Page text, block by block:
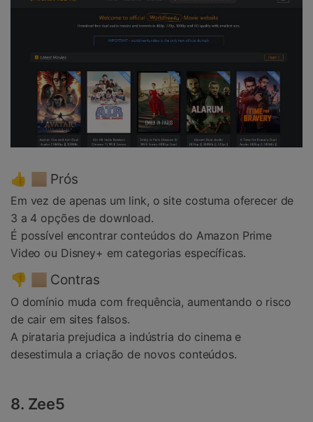
👍 🏼 Prós
Em vez de apenas um link, o site costuma oferecer de
3 a 4 opções de download.
É possível encontrar conteúdos do Amazon Prime
Video ou Disney+ em categorias específicas.
👎 🏼 Contras
O domínio muda com frequência, aumentando o risco
de cair em sites falsos.
A pirataria prejudica a indústria do cinema e
desestimula a criação de novos conteúdos.
8. Zee5